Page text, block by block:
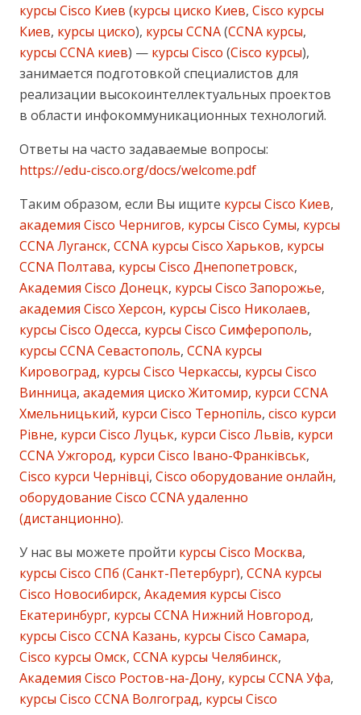
курсы Cisco Киев (курсы циско Киев, Cisco курсы
Киев, курсы циско), курсы CCNA(CCNA курсы,
курсы CCNA киев) — курсы Cisco (Cisco курсы),
занимается подготовкой специалистов для
реализации высокоинтеллектуальных проектов
в области инфокоммуникационных технологий.
Ответы на часто задаваемые вопросы:
https://edu-cisco.org/docs/welcome.pdf
Таким образом, если Вы ищите курсы Cisco Киев,
академия Cisco Чернигов, курсы Cisco Сумы, курсы
CCNA Луганск, CCNA курсы Cisco Харьков, курсы
CCNA Полтава, курсы Cisco Днепопетровск,
Академия Cisco Донецк, курсы Cisco Запорожье,
академия Cisco Херсон, курсы Cisco Николаев,
курсы Cisco Одесса, курсы Cisco Симферополь,
курсы CCNA Севастополь, CCNA курсы
Кировоград, курсы Cisco Черкассы, курсы Cisco
Винница, академия циско Житомир, курси CCNA
Хмельницький, курси Cisco Тернопіль, cisco курси
Рівне, курси Cisco Луцьк, курси Cisco Львів, курси
CCNA Ужгород, курси Cisco Івано-Франківськ,
Cisco курси Чернівці, Cisco оборудование онлайн,
оборудование Cisco CCNA удаленно
(дистанционно).
У нас вы можете пройти курсы Cisco Москва,
курсы Cisco СПб (Санкт-Петербург), CCNA курсы
Cisco Новосибирск, Академия курсы Cisco
Екатеринбург, курсы CCNA Нижний Новгород,
курсы Cisco CCNA Казань, курсы Cisco Самара,
Cisco курсы Омск, CCNA курсы Челябинск,
Академия Cisco Ростов-на-Дону, курсы CCNA Уфа,
курсы Cisco CCNA Волгоград, курсы Cisco